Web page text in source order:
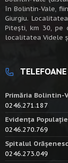
în Bolintin-Vale,
Giurgiu.
Piteşti, km 30, pe
localitatea Videle
Primăria Bolintin-
0246.271.187
Evidența
0246.270.769
Spitalul
0246.273.049